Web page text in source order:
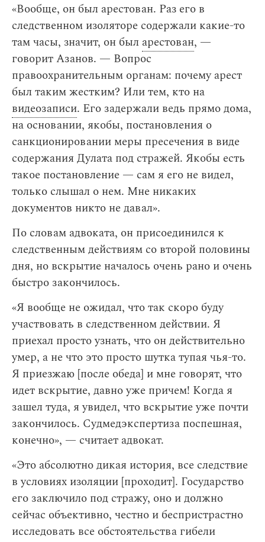
«Вообще, он был арестован. Раз его в
следственном изоляторе содержали какие-то
там часы, значит, он был арестован, —
говорит Азанов. — Вопрос
правоохранительным органам: почему арест
был таким жестким? Или тем, кто на
видеозаписи. Его задержали ведь прямо дома,
на основании, якобы, постановления о
санкционировании меры пресечения в виде
содержания Дулата под стражей. Якобы есть
такое постановление — сам я его не видел,
только слышал о нем. Мне никаких
документов никто не давал».
По словам адвоката, он присоединился к
следственным действиям со второй половины
дня, но вскрытие началось очень рано и очень
быстро закончилось.
«Я вообще не ожидал, что так скоро буду
участвовать в следственном действии. Я
приехал просто узнать, что он действительно
умер, а не что это просто шутка тупая чья-то.
Я приезжаю [после обеда] и мне говорят, что
идет вскрытие, давно уже причем! Когда я
зашел туда, я увидел, что вскрытие уже почти
закончилось. Судмедэкспертиза поспешная,
конечно», — считает адвокат.
«Это абсолютно дикая история, все следствие
в условиях изоляции [проходит]. Государство
его заключило под стражу, оно и должно
сейчас объективно, честно и беспристрастно
исследовать все обстоятельства гибели